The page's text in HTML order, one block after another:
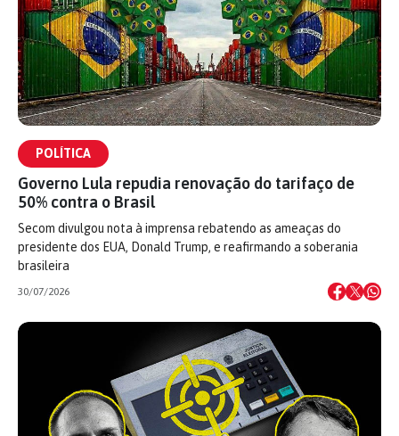
POLÍTICA
Governo Lula repudia renovação do tarifaço de
50% contra o Brasil
Secom divulgou nota à imprensa rebatendo as ameaças do
presidente dos EUA, Donald Trump, e reafirmando a soberania
brasileira
30/07/2026